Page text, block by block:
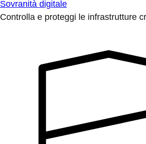
Sovranità digitale
Controlla e proteggi le infrastrutture